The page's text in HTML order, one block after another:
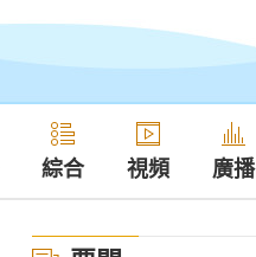
綜合 視頻 廣播